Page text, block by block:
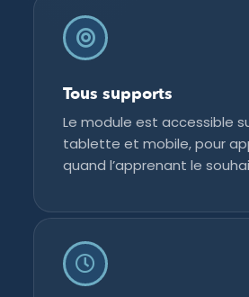
Tous supports
Le module est accessible
tablette et mobile, pour
quand l’apprenant le